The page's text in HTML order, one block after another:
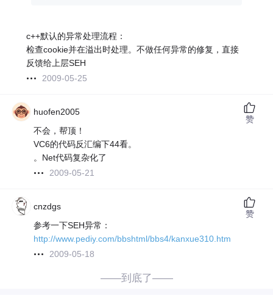
c++默认的异常处理流程：
检查cookie并在溢出时处理。不做任何异常的修复，直接
反馈给上层SEH
2009-05-25
huofen2005
不会，帮顶！
VC6的代码反汇编下44看。
。Net代码复杂化了
2009-05-21
赞
cnzdgs
参考一下SEH异常：
http://www.pediy.com/bbshtml/bbs4/kanxue310.htm
2009-05-18
赞
——到底了——